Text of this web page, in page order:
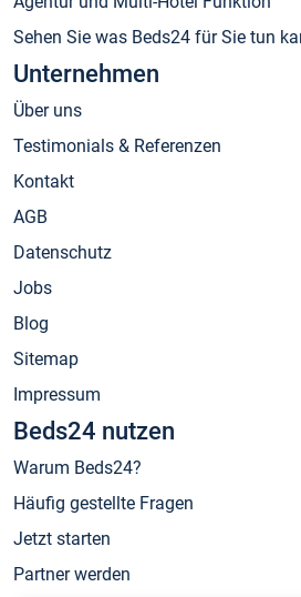
Sehen Sie was Beds24 für Sie tun
Unternehmen
Über uns
Testimonials & Referenzen
Kontakt
AGB
Datenschutz
Jobs
Blog
Sitemap
Impressum
Beds24 nutzen
Warum Beds24?
Häufig gestellte Fragen
Jetzt starten
Partner werden